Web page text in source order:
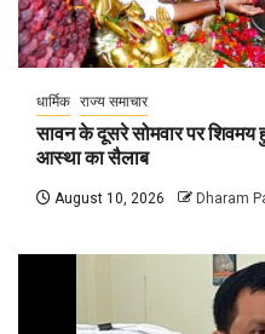
धार्मिक राज्य समाचार
सावन के दूसरे सोमवार पर शिवमय
आस्था का सैलाब
August 10, 2026 Dharam